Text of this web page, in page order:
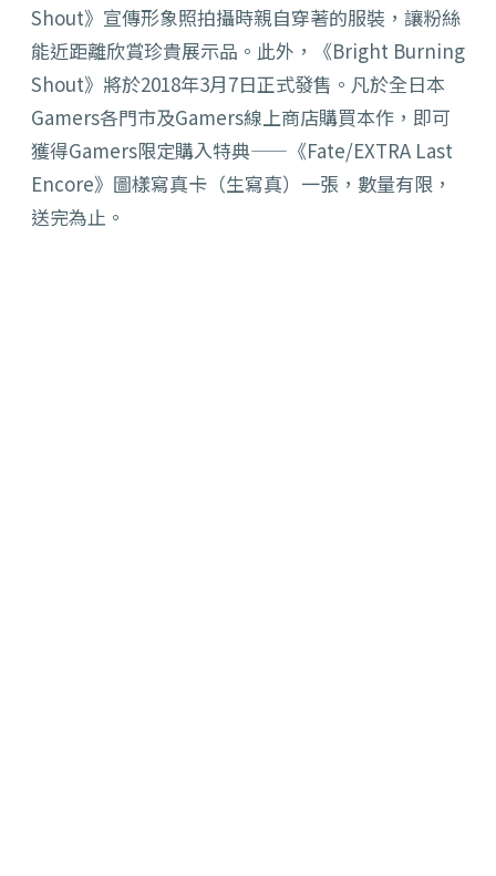
Shout》宣傳形象照拍攝時親自穿著的服裝，讓粉絲
能近距離欣賞珍貴展示品。此外，《Bright Burning
Shout》將於2018年3月7日正式發售。凡於全日本
Gamers各門市及Gamers線上商店購買本作，即可
獲得Gamers限定購入特典——《Fate/EXTRA Last
Encore》圖樣寫真卡（生寫真）一張，數量有限，
送完為止。